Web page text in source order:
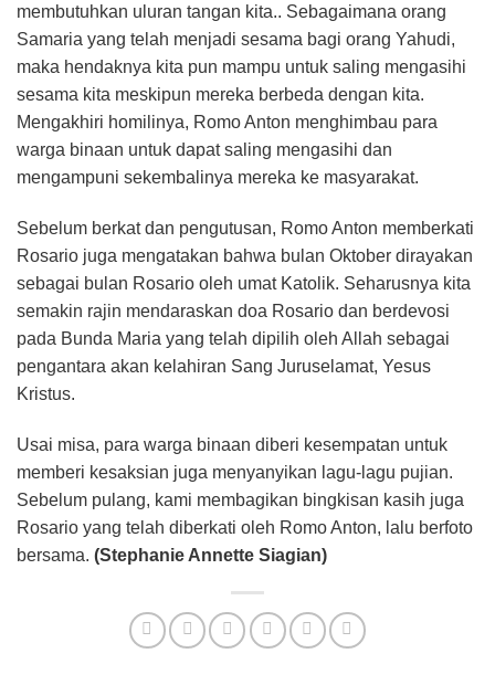
membutuhkan uluran tangan kita.. Sebagaimana orang
Samaria yang telah menjadi sesama bagi orang Yahudi,
maka hendaknya kita pun mampu untuk saling mengasihi
sesama kita meskipun mereka berbeda dengan kita.
Mengakhiri homilinya, Romo Anton menghimbau para
warga binaan untuk dapat saling mengasihi dan
mengampuni sekembalinya mereka ke masyarakat.
Sebelum berkat dan pengutusan, Romo Anton memberkati
Rosario juga mengatakan bahwa bulan Oktober dirayakan
sebagai bulan Rosario oleh umat Katolik. Seharusnya kita
semakin rajin mendaraskan doa Rosario dan berdevosi
pada Bunda Maria yang telah dipilih oleh Allah sebagai
pengantara akan kelahiran Sang Juruselamat, Yesus
Kristus.
Usai misa, para warga binaan diberi kesempatan untuk
memberi kesaksian juga menyanyikan lagu-lagu pujian.
Sebelum pulang, kami membagikan bingkisan kasih juga
Rosario yang telah diberkati oleh Romo Anton, lalu berfoto
bersama. (Stephanie Annette Siagian)